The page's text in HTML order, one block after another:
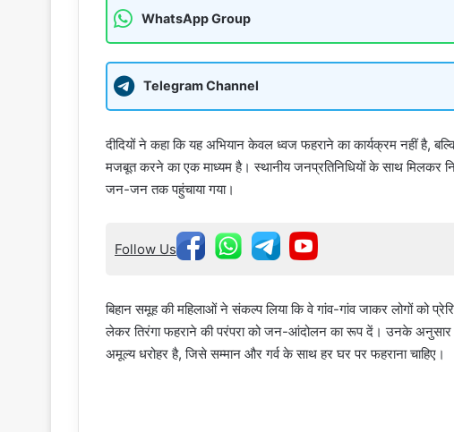
WhatsApp Group
Telegram Channel
दीदियों ने कहा कि यह अभियान केवल ध्वज फहराने का कार्यक्रम नहीं है,
मजबूत करने का एक माध्यम है। स्थानीय जनप्रतिनिधियों के साथ मिलकर
जन-जन तक पहुंचाया गया।
Follow Us
बिहान समूह की महिलाओं ने संकल्प लिया कि वे गांव-गांव जाकर लोगों को
लेकर तिरंगा फहराने की परंपरा को जन-आंदोलन का रूप दें। उनके अनुसार
अमूल्य धरोहर है, जिसे सम्मान और गर्व के साथ हर घर पर फहराना चाहिए।